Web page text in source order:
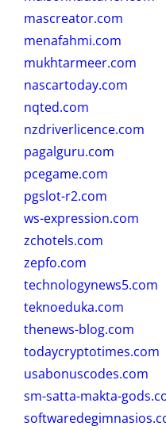
mascreator.com
menafahmi.com
mukhtarmeer.com
nascartoday.com
nqted.com
nzdriverlicence.com
pagalguru.com
pcegame.com
pgslot-r2.com
ws-expression.com
zchotels.com
zepfo.com
technologynews5.com
teknoeduka.com
thenews-blog.com
todaycryptotimes.com
usabonuscodes.com
sm-satta-makta-